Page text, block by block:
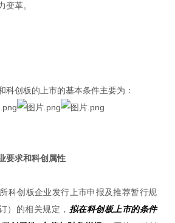
变革。
科创板的上市的基本条件主要为：
要求和科创属性
科创板企业发行上市申报及推荐暂行规
）的相关规定， 拟在科创板上市的条件